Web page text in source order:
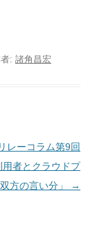
: 諸角昌宏
レーコラム第9回
用者とクラウドプ
方の言い分」
→